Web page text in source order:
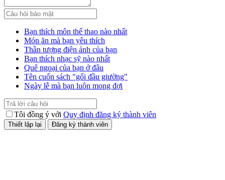
Bạn thích môn thể thao nào nhất
Món ăn mà bạn yêu thích
Thần tượng điện ảnh của bạn
Bạn thích nhạc sỹ nào nhất
Quê ngoại của bạn ở đâu
Tên cuốn sách "gối đầu giường"
Ngày lễ mà bạn luôn mong đợi
Tôi đồng ý với Quy định đăng ký thành viên